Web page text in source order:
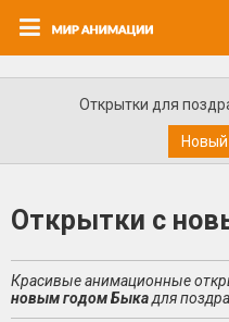
Открытки для
Открытки с
Красивые анимационные
новым годом Быкадля